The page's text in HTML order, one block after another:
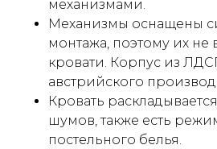
механизмами.
Механизмы оснащены
монтажа, поэтому их не
кровати. Корпус из
австрийского
Кровать
шумов, также есть
постельного белья.